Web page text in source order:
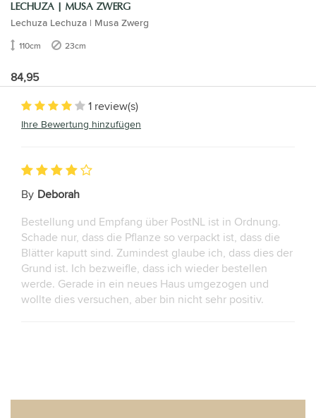
LECHUZA | MUSA ZWERG
Lechuza Lechuza | Musa Zwerg
110cm 23cm
84,95
1 review(s)
Ihre Bewertung hinzufügen
By Deborah
Bestellung und Empfang über PostNL ist in Ordnung.
Schade nur, dass die Pflanze so verpackt ist, dass die
Blätter kaputt sind. Zumindest glaube ich, dass dies der
Grund ist. Ich bezweifle, dass ich wieder bestellen
werde. Gerade in ein neues Haus umgezogen und
wollte dies versuchen, aber bin nicht sehr positiv.